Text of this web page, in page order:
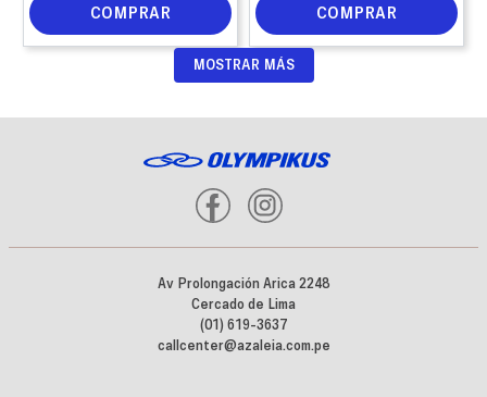
COMPRAR COMPRAR
MOSTRAR MÁS
Av Prolongación Arica 2248
Cercado de Lima
(01) 619-3637
callcenter@azaleia.com.pe